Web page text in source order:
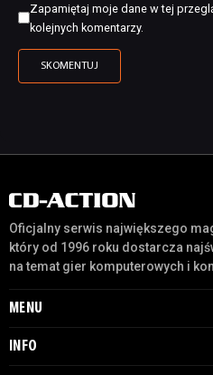
Zapamiętaj moje dane w tej
kolejnych komentarzy.
Oficjalny serwis największego
który od 1996 roku dostarcza
na temat gier komputerowych i
MENU
INFO